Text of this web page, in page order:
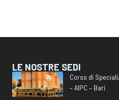
LE NOSTRE SEDI
Corso di
– AIPC – Bari